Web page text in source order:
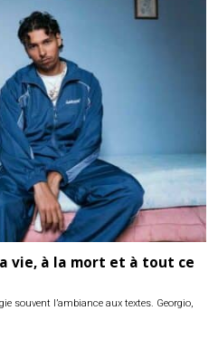
vie, à la mort et à tout ce
souvent l’ambiance aux textes. Georgio,